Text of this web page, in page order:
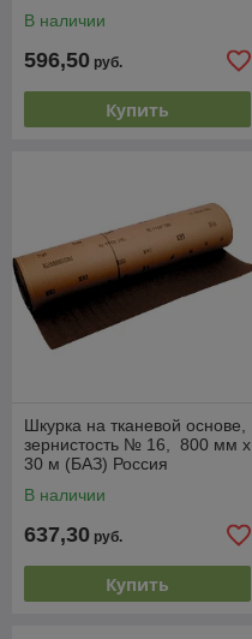
В наличии
596,50 руб.
Купить
Шкурка на тканевой основе,
зернистость № 16, 800 мм х
30 м (БАЗ) Россия
В наличии
637,30 руб.
Купить